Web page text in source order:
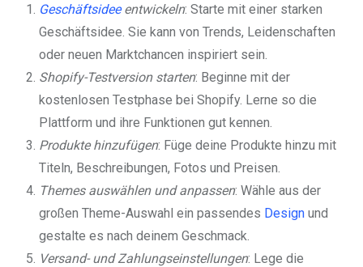
Geschäftsideeentwickeln: Starte mit einer starken
Geschäftsidee. Sie kann von Trends, Leidenschaften
oder neuen Marktchancen inspiriert sein.
Shopify-Testversion starten: Beginne mit der
kostenlosen Testphase bei Shopify. Lerne so die
Plattform und ihre Funktionen gut kennen.
Produkte hinzufügen: Füge deine Produkte hinzu mit
Titeln, Beschreibungen, Fotos und Preisen.
Themes auswählen und anpassen: Wähle aus der
großen Theme-Auswahl ein passendes Design und
gestalte es nach deinem Geschmack.
Versand- und Zahlungseinstellungen: Lege die